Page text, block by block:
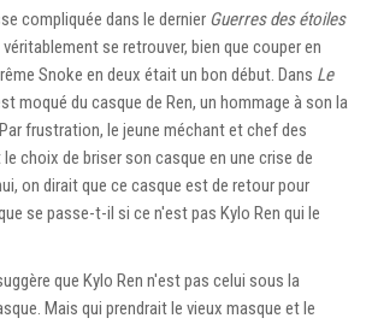
compliquée dans le dernier Guerres des étoiles
se retrouver, bien que couper en
Snoke en deux était un bon début. Dans Le
moqué du casque de Ren, un hommage à son la
frustration, le jeune méchant et chef des
choix de briser son casque en une crise de
on dirait que ce casque est de retour pour
se passe-t-il si ce n'est pas Kylo Ren qui le
que Kylo Ren n'est pas celui sous la
Mais qui prendrait le vieux masque et le